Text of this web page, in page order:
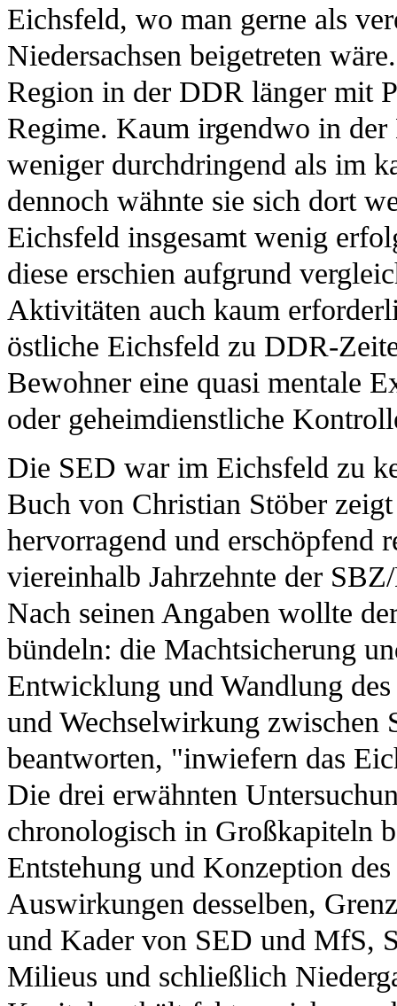
Eichsfeld, wo man gerne als
Niedersachsen beigetreten
Region in der DDR länger mit
Regime. Kaum irgendwo in
weniger durchdringend als im
dennoch wähnte sie sich dort
Eichsfeld insgesamt wenig
diese erschien aufgrund
Aktivitäten auch kaum
östliche Eichsfeld zu DDR-
Bewohner eine quasi mentale
oder geheimdienstliche
Die SED war im Eichsfeld zu
Buch von Christian Stöber
hervorragend und erschöpfend
viereinhalb Jahrzehnte der
Nach seinen Angaben wollte
bündeln: die Machtsicherung
Entwicklung und Wandlung
und Wechselwirkung zwischen
beantworten, "inwiefern das
Die drei erwähnten
chronologisch in Großkapiteln
Entstehung und Konzeption
Auswirkungen desselben,
und Kader von SED und MfS,
Milieus und schließlich